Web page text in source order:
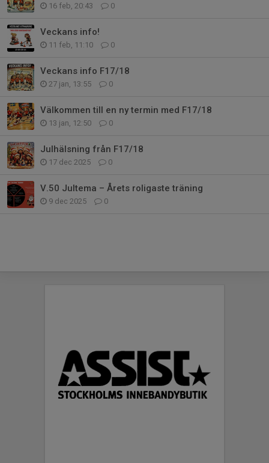
16 feb, 20:43 0
Veckans info!
11 feb, 11:10 0
Veckans info F17/18
27 jan, 13:55 0
Välkommen till en ny termin med F17/18
13 jan, 12:50 0
Julhälsning från F17/18
17 dec 2025 0
V.50 Jultema – Årets roligaste träning
9 dec 2025 0